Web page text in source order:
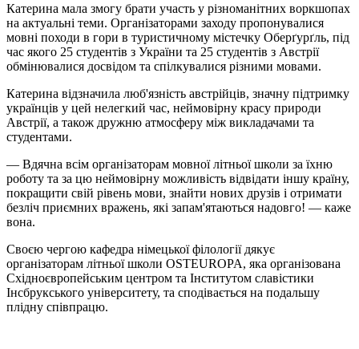
Катерина мала змогу брати участь у різноманітних воркшопах
на актуальні теми. Організаторами заходу пропонувалися
мовні походи в гори в туристичному містечку Оберґурґль, під
час якого 25 студентів з України та 25 студентів з Австрії
обмінювалися досвідом та спілкувалися різними мовами.
Катерина відзначила люб'язність австрійців, значну підтримку
українців у цей нелегкий час, неймовірну красу природи
Австрії, а також дружню атмосферу між викладачами та
студентами.
— Вдячна всім організаторам мовної літньої школи за їхню
роботу та за цю неймовірну можливість відвідати іншу країну,
покращити свій рівень мови, знайти нових друзів і отримати
безліч приємних вражень, які запам'ятаються надовго! — каже
вона.
Своєю чергою кафедра німецької філології дякує
організаторам літньої школи OSTEUROPA, яка організована
Східноєвропейським центром та Інститутом славістики
Інсбрукського університету, та сподівається на подальшу
плідну співпрацю.